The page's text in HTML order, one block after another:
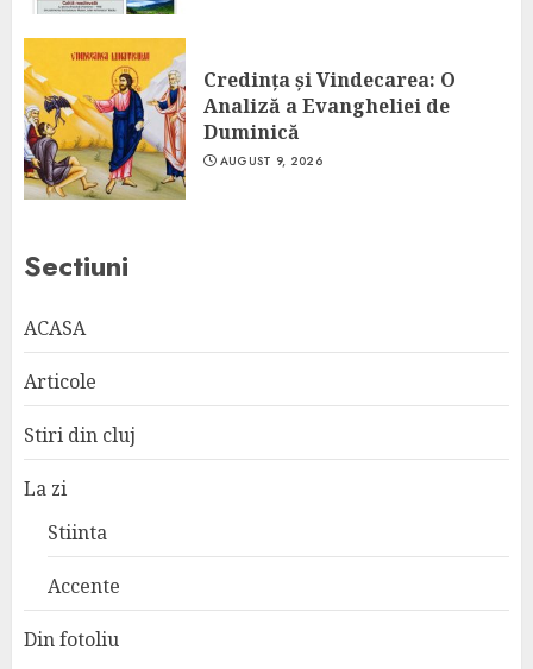
Credința și Vindecarea: O
Analiză a Evangheliei de
Duminică
AUGUST 9, 2026
Sectiuni
ACASA
Articole
Stiri din cluj
La zi
Stiinta
Accente
Din fotoliu